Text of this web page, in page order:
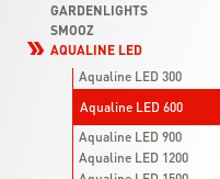
GARDENLIGHTS
SMOOZ
AQUALINE LED
Aqualine LED 300
Aqualine LED 600
Aqualine LED 900
Aqualine LED 1200